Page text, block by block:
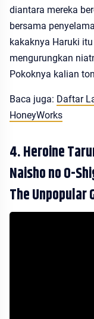
diantara mereka
bersama
kakaknya Haruki
mengurungkan
Pokoknya kalian
Baca juga: Daftar
HoneyWorks
4. Heroine
Naisho no O-
The Unpopular